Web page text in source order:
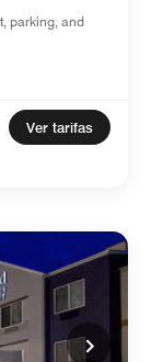
parking, and
Ver tarifas